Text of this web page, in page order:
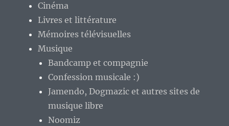
Cinéma
Livres et littérature
Mémoires télévisuelles
Musique
Bandcamp et compagnie
Confession musicale :)
Jamendo, Dogmazic et autres sites de
musique libre
Noomiz